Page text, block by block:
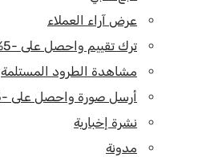
عرض آراء العملاء
ترك تقييم واحصل على -5%
مشاهدة الطرود المستلمة
أرسل صورة واحصل على -5%
نشرة إخبارية
مدونة